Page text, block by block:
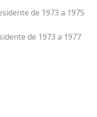
de 1973 a 1975
de 1973 a 1977